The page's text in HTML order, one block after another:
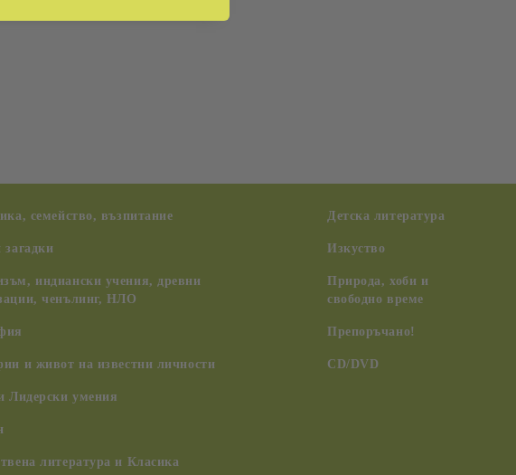
семейство, възпитание
индиански учения, древни
ченълинг, НЛО
и живот на известни личности
Лидерски умения
литература и Класика
Детска литература
Изкуство
Природа, хоби и
свободно време
Препоръчано!
CD/DVD